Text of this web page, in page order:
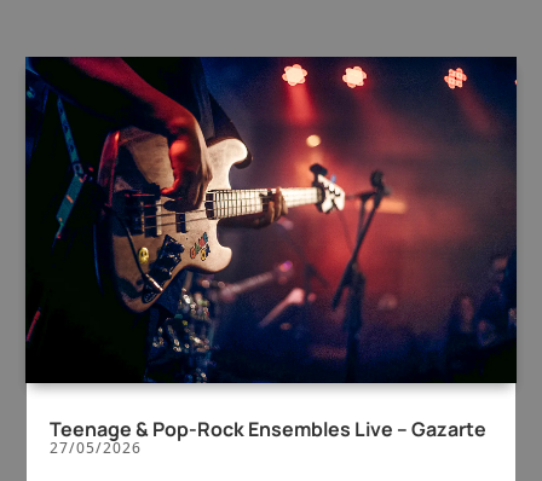
Teenage & Pop-Rock Ensembles Live – Gazarte
27/05/2026